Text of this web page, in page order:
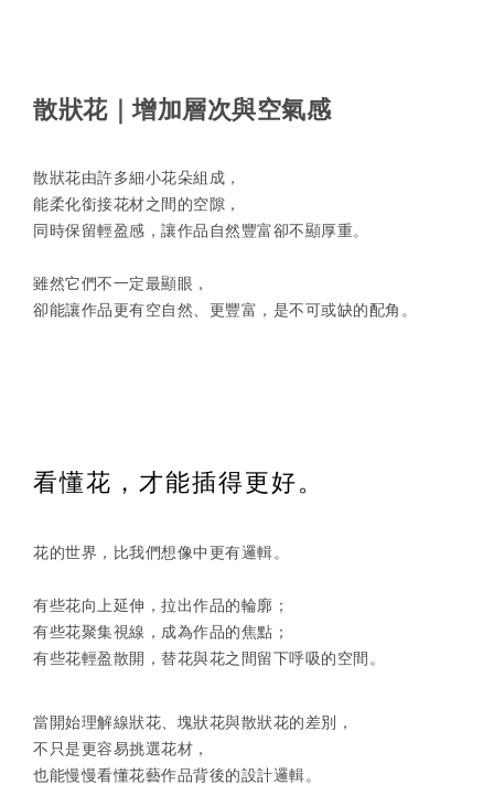
散狀花｜增加層次與空氣感
散狀花由許多細小花朵組成，
能柔化銜接花材之間的空隙，
同時保留輕盈感，讓作品自然豐富卻不顯厚重。
雖然它們不一定最顯眼，
卻能讓作品更有空自然、更豐富，是不可或缺的配角。
看懂花，才能插得更好。
花的世界，比我們想像中更有邏輯。
有些花向上延伸，拉出作品的輪廓；
有些花聚集視線，成為作品的焦點；
有些花輕盈散開，替花與花之間留下呼吸的空間。
當開始理解線狀花、塊狀花與散狀花的差別，
不只是更容易挑選花材，
也能慢慢看懂花藝作品背後的設計邏輯。